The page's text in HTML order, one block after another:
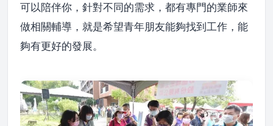
可以陪伴你，針對不同的需求，都有專門的業師來
做相關輔導，就是希望青年朋友能夠找到工作，能
夠有更好的發展。